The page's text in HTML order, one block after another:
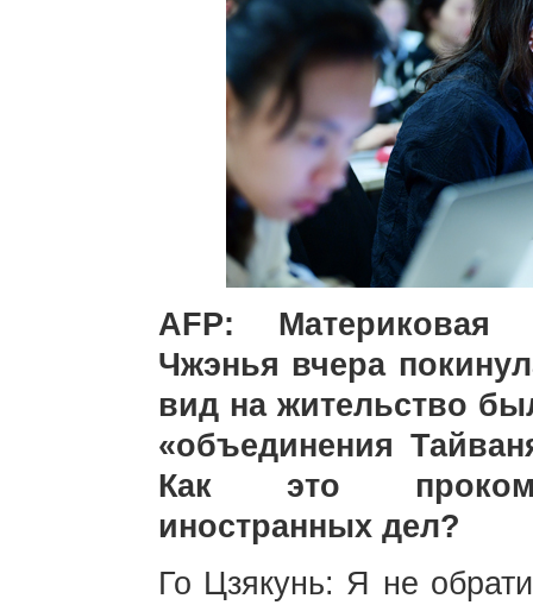
AFP: Материковая
Чжэнья вчера
вид на жительство
«объединения
Как это
иностранных дел?
Го Цзякунь: Я не